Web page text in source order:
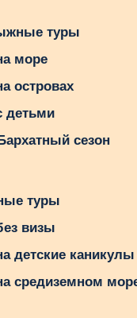
туры
море
островах
детьми
сезон
туры
визы
детские каникулы
средиземном